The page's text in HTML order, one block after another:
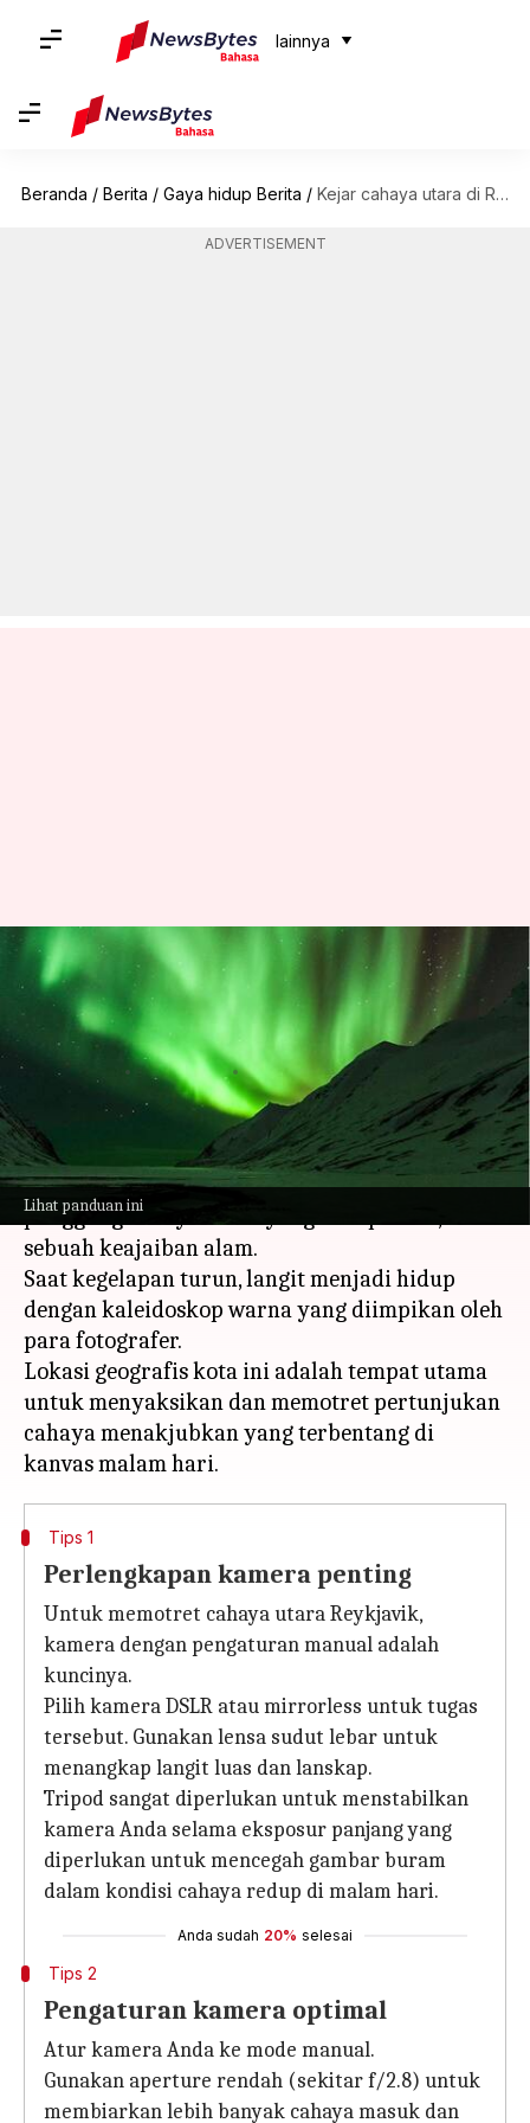
lainnya
Beranda / Berita / Gaya hidup Berita / Kejar cahaya utara di Reykjavik, Islandia dengan panduan ini
ADVERTISEMENT
Lihat panduan ini
Kejar cahaya utara di
Reykjavik, Islandia dengan
panduan ini
menulis Mar 27, 2024 11:27 am
Apa ceritanya
Reykjavik, jantung Islandia, menghadirkan
panggung cahaya utara yang mempesona,
sebuah keajaiban alam.
Saat kegelapan turun, langit menjadi hidup
dengan kaleidoskop warna yang diimpikan oleh
para fotografer.
Lokasi geografis kota ini adalah tempat utama
untuk menyaksikan dan memotret pertunjukan
cahaya menakjubkan yang terbentang di
Tips 1
Perlengkapan kamera penting
Untuk memotret cahaya utara Reykjavik,
kamera dengan pengaturan manual adalah
kuncinya.
Pilih kamera DSLR atau mirrorless untuk tugas
tersebut. Gunakan lensa sudut lebar untuk
menangkap langit luas dan lanskap.
Tripod sangat diperlukan untuk menstabilkan
kamera Anda selama eksposur panjang yang
diperlukan untuk mencegah gambar buram
dalam kondisi cahaya redup di malam hari.
Anda sudah 20% selesai
Tips 2
Pengaturan kamera optimal
Atur kamera Anda ke mode manual.
Gunakan aperture rendah (sekitar f/2.8) untuk
membiarkan lebih banyak cahaya masuk dan